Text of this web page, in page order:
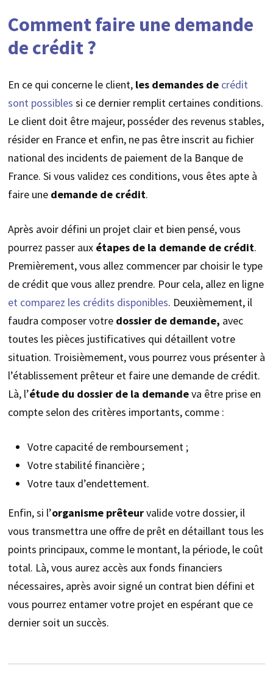
Comment faire une demande
de crédit ?
En ce qui concerne le client, les demandes de crédit
sont possibles si ce dernier remplit certaines conditions.
Le client doit être majeur, posséder des revenus stables,
résider en France et enfin, ne pas être inscrit au fichier
national des incidents de paiement de la Banque de
France. Si vous validez ces conditions, vous êtes apte à
faire une demande de crédit.
Après avoir défini un projet clair et bien pensé, vous
pourrez passer auxétapes de la demande de crédit.
Premièrement, vous allez commencer par choisir le type
de crédit que vous allez prendre. Pour cela, allez en ligne
et comparez les crédits disponibles. Deuxièmement, il
faudra composer votre dossier de demande, avec
toutes les pièces justificatives qui détaillent votre
situation. Troisièmement, vous pourrez vous présenter à
l’établissement prêteur et faire une demande de crédit.
Là, l’étude du dossier de la demandeva être prise en
compte selon des critères importants, comme :
Votre capacité de remboursement ;
Votre stabilité financière ;
Votre taux d’endettement.
Enfin, si l’organisme prêteurvalide votre dossier, il
vous transmettra une offre de prêt en détaillant tous les
points principaux, comme le montant, la période, le coût
total. Là, vous aurez accès aux fonds financiers
nécessaires, après avoir signé un contrat bien défini et
vous pourrez entamer votre projet en espérant que ce
dernier soit un succès.